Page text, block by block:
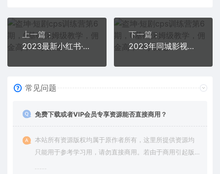
上一篇：
2023最新小红书·电商课，新手小白从0~1玩转小红书书店电商
下一篇：
2023年同城影视会员卡上门推销实操教程
常见问题
免费下载或者VIP会员专享资源能否直接商用？
本站所有资源版权均属于原作者所有，这里所提供资源均
只能用于参考学习用，请勿直接商用。若由于商用引起版